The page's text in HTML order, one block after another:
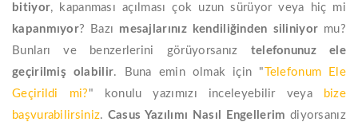
bitiyor, kapanması açılması çok uzun sürüyor veya hiç mi
kapanmıyor? Bazı mesajlarınız kendiliğinden siliniyor mu?
Bunları ve benzerlerini görüyorsanız telefonunuz ele
geçirilmiş olabilir. Buna emin olmak için " Telefonum Ele
Geçirildi mi? " konulu yazımızı inceleyebilir veya
bize
başvurabilirsiniz. Casus Yazılımı Nasıl Engellerim diyorsanız